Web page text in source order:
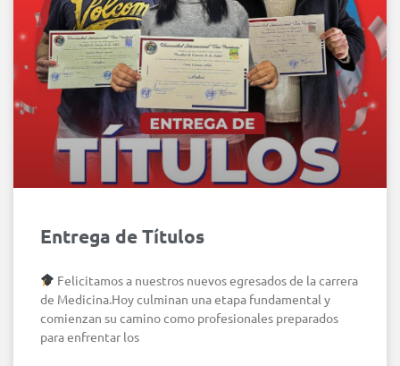
Entrega de Títulos
Felicitamos a nuestros nuevos egresados de la carrera
de Medicina.Hoy culminan una etapa fundamental y
comienzan su camino como profesionales preparados
para enfrentar los